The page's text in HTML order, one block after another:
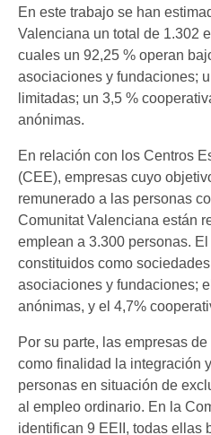
En este trabajo se han
Valenciana un total de 1.302
cuales un 92,25 % operan
asociaciones y fundaciones;
limitadas; un 3,5 %
anónimas.
En relación con los Centros
(CEE), empresas cuyo
remunerado a las personas
Comunitat Valenciana están
emplean a 3.300 personas.
constituidos como
asociaciones y fundaciones;
anónimas, y el 4,7%
Por su parte, las empresas
como finalidad la integración
personas en situación de
al empleo ordinario. En la
identifican 9 EEII, todas ellas